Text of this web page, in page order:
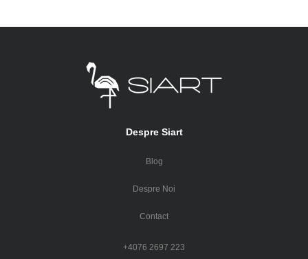
Despre Siart
Blog
Despre Noi
Contact
+4076 2697 223